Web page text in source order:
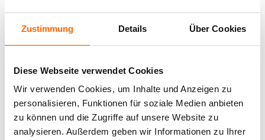
Zustimmung Details Über Cookies
Diese Webseite verwendet Cookies
Wir verwenden Cookies, um Inhalte und Anzeigen zu
personalisieren, Funktionen für soziale Medien anbieten
zu können und die Zugriffe auf unsere Website zu
analysieren. Außerdem geben wir Informationen zu Ihrer
WOHNINSPIRATION
#alpinafarbrezepte – Entdecken Sie spannende
Gestaltungsideen mit unseren Farbrezepten und